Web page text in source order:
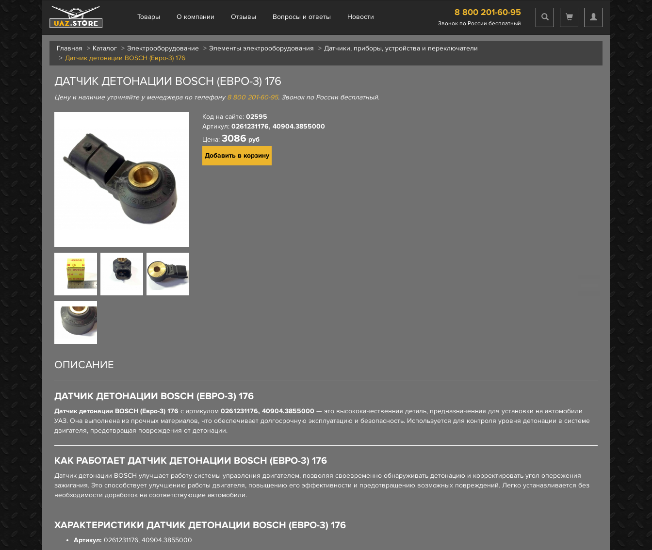
Товары О компании Отзывы Вопросы и ответы Новости 8 800 201-60-95
Звонок по России бесплатный
Главная Каталог Электрооборудование Элементы электрооборудования
Датчики, приборы, устройства и переключатели
Датчик детонации BOSCH (Евро-3) 176
ДАТЧИК ДЕТОНАЦИИ BOSCH (ЕВРО-3) 176
Цену и наличие уточняйте у менеджера по телефону8 800 201-60-95. Звонок по России бесплатный.
Код на сайте: 02595
Артикул: 0261231176, 40904.3855000
Цена: 3086 руб
Добавить в корзину
ОПИСАНИЕ
ДАТЧИК ДЕТОНАЦИИ BOSCH (ЕВРО-3) 176
Датчик детонации BOSCH (Евро-3) 176 с артикулом 0261231176, 40904.3855000 — это высококачественная деталь, предназначенная для установки на автомобили
УАЗ. Она выполнена из прочных материалов, что обеспечивает долгосрочную эксплуатацию и безопасность. Используется для контроля уровня детонации в системе
двигателя, предотвращая повреждения от детонации.
КАК РАБОТАЕТ ДАТЧИК ДЕТОНАЦИИ BOSCH (ЕВРО-3) 176
Датчик детонации BOSCH улучшает работу системы управления двигателем, позволяя своевременно обнаруживать детонацию и корректировать угол опережения
зажигания. Это способствует улучшению работы двигателя, повышению его эффективности и предотвращению возможных повреждений. Легко устанавливается без
необходимости доработок на соответствующие автомобили.
ХАРАКТЕРИСТИКИ ДАТЧИК ДЕТОНАЦИИ BOSCH (ЕВРО-3) 176
Артикул: 0261231176, 40904.3855000